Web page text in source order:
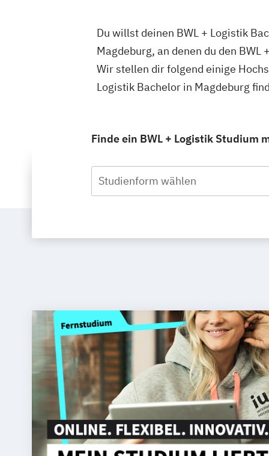
Du willst deinen BWL + Logistik
Magdeburg, an denen du den
Wir stellen dir folgend einige
Logistik Bachelor in Magdeburg
Finde ein BWL + Logistik Studium
Studienform wählen